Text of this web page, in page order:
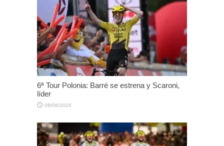
6ª Tour Polonia: Barré se estrena y Scaroni,
líder
08/08/2026